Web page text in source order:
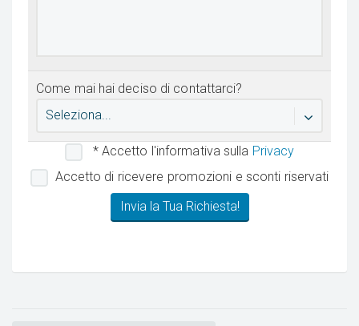
Come mai hai deciso di contattarci?
Seleziona...
* Accetto l'informativa sulla Privacy
Accetto di ricevere promozioni e sconti riservati